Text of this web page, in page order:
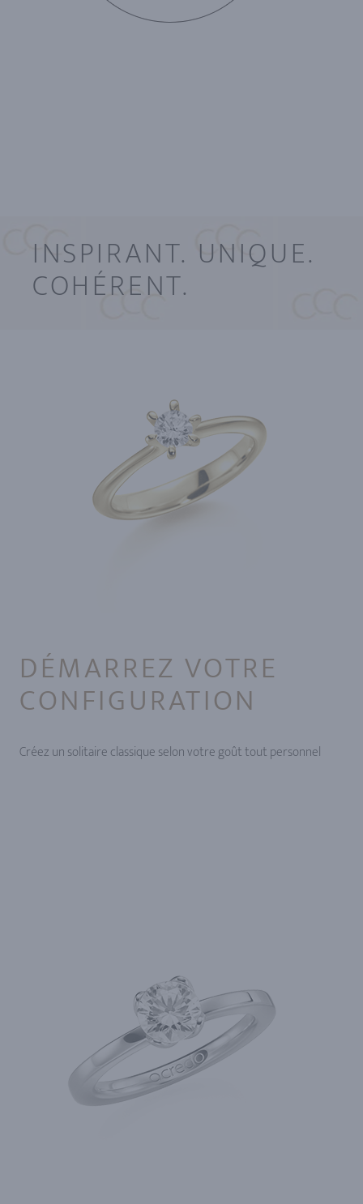
INSPIRANT. UNIQUE.
COHÉRENT.
DÉMARREZ VOTRE
CONFIGURATION
Créez un solitaire classique selon votre goût tout personnel